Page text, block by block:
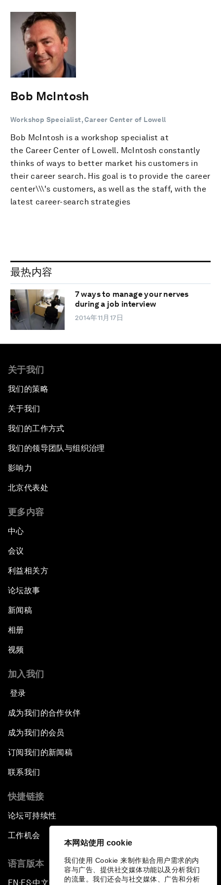
本网站使用 cookie
我们使用 Cookie 来制作贴合用户需求的内
容与广告、提供社交媒体功能以及分析我们
的流量。我们还会与社交媒体、广告和分析
Bob McIntosh
Workshop Specialist, Career Center of Lowell
Bob McIntosh is a workshop specialist at
the Career Center of Lowell. McIntosh constantly
thinks of ways to better market his customers in
their career search. His goal is to provide the career
center\\\'s customers, as well as the staff, with the
latest career-search strategies
最热内容
7 ways to manage your nerves
during a job interview
2014年11月17日
关于我们
我们的策略
关于我们
我们的工作方式
我们的领导团队与组织治理
影响力
北京代表处
更多内容
中心
会议
利益相关方
论坛故事
新闻稿
相册
视频
加入我们
登录
成为我们的合作伙伴
成为我们的会员
订阅我们的新闻稿
联系我们
快捷链接
论坛可持续性
工作机会
语言版本
EN ▪ES▪中文▪ 日本語